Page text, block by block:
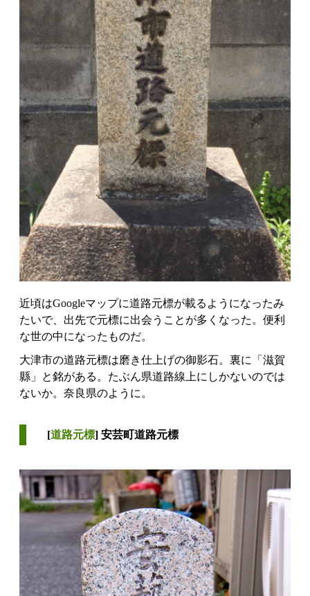
近頃はGoogleマップに道路元標が載るようになったみ
たいで、出先で元標に出会うことが多くなった。便利
な世の中になったものだ。
大津市の道路元標は磨き仕上げの御影石。裏に「滋賀
縣」と銘がある。たぶん県道路線上にしかないのでは
ないか。奈良県のように。
[道路元標] 安芸町道路元標